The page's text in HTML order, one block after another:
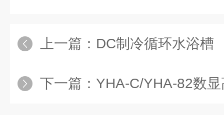
上一篇： DC制冷循环水浴槽
下一篇： YHA-C/YHA-82数